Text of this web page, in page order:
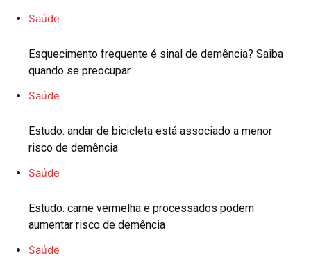
Saúde
Esquecimento frequente é sinal de demência? Saiba
quando se preocupar
Saúde
Estudo: andar de bicicleta está associado a menor
risco de demência
Saúde
Estudo: carne vermelha e processados podem
aumentar risco de demência
Saúde